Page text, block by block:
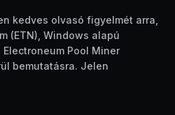
kedves olvasó figyelmét arra,
(ETN), Windows alapú
Pool Miner
bemutatásra. Jelen